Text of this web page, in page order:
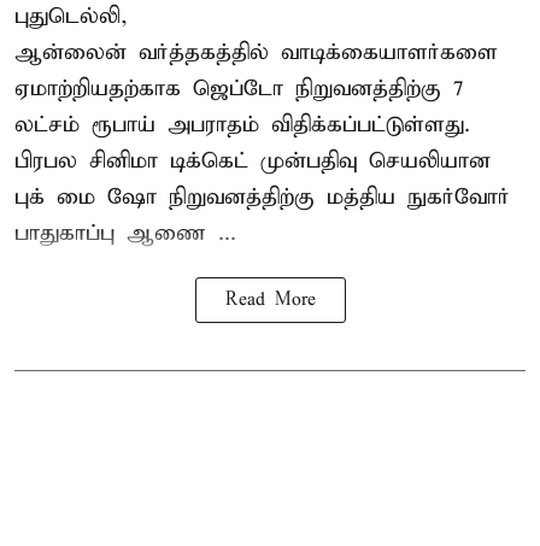
புதுடெல்லி,
ஆன்லைன் வர்த்தகத்தில் வாடிக்கையாளர்களை
ஏமாற்றியதற்காக ஜெப்டோ நிறுவனத்திற்கு 7
லட்சம் ரூபாய் அபராதம் விதிக்கப்பட்டுள்ளது.
பிரபல சினிமா டிக்கெட் முன்பதிவு செயலியான
புக் மை ஷோ நிறுவனத்திற்கு மத்திய நுகர்வோர்
பாதுகாப்பு ஆணை ...
Read More